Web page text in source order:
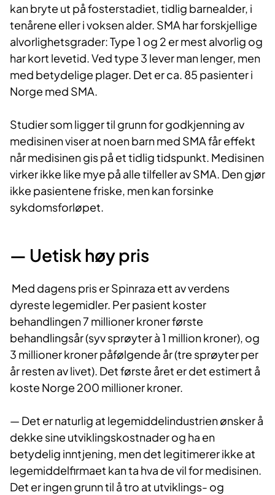
kan bryte ut på fosterstadiet, tidlig barnealder, i
tenårene eller i voksen alder. SMA har forskjellige
alvorlighetsgrader: Type 1 og 2 er mest alvorlig og
har kort levetid. Ved type 3 lever man lenger, men
med betydelige plager. Det er ca. 85 pasienter i
Norge med SMA.
Studier som ligger til grunn for godkjenning av
medisinen viser at noen barn med SMA får effekt
når medisinen gis på et tidlig tidspunkt. Medisinen
virker ikke like mye på alle tilfeller av SMA. Den gjør
ikke pasientene friske, men kan forsinke
sykdomsforløpet.
— Uetisk høy pris
Med dagens pris er Spinraza ett av verdens
dyreste legemidler. Per pasient koster
behandlingen 7 millioner kroner første
behandlingsår (syv sprøyter à 1 million kroner), og
3 millioner kroner påfølgende år (tre sprøyter per
år resten av livet). Det første året er det estimert å
koste Norge 200 millioner kroner.
— Det er naturlig at legemiddelindustrien ønsker å
dekke sine utviklingskostnader og ha en
betydelig inntjening, men det legitimerer ikke at
legemiddelfirmaet kan ta hva de vil for medisinen.
Det er ingen grunn til å tro at utviklings- og